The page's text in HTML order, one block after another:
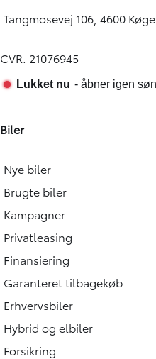
Tangmosevej 106, 4600 Køge
CVR. 21076945
Biler
Nye biler
Brugte biler
Kampagner
Privatleasing
Finansiering
Garanteret tilbagekøb
Erhvervsbiler
Hybrid og elbiler
Forsikring